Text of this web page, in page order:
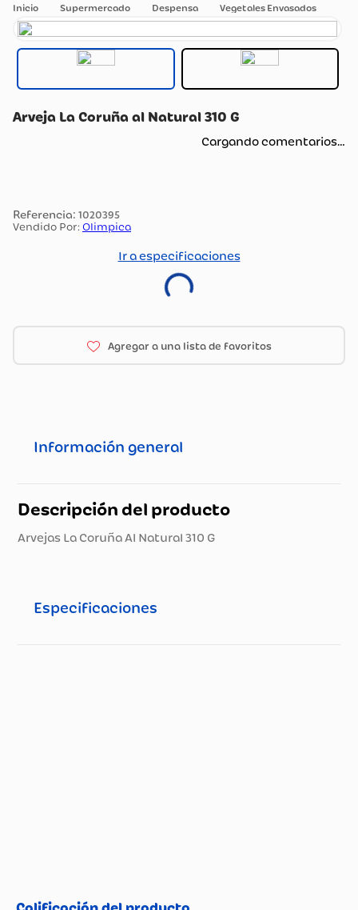
Supermercado Despensa Vegetales Envasados
Arveja La Coruña al Natural 310 G
Cargando comentarios…
: 1020395
Vendido Por: Olimpica
Ir a especificaciones
Información general
Descripción del producto
Arvejas La Coruña Al Natural 310 G
Especificaciones